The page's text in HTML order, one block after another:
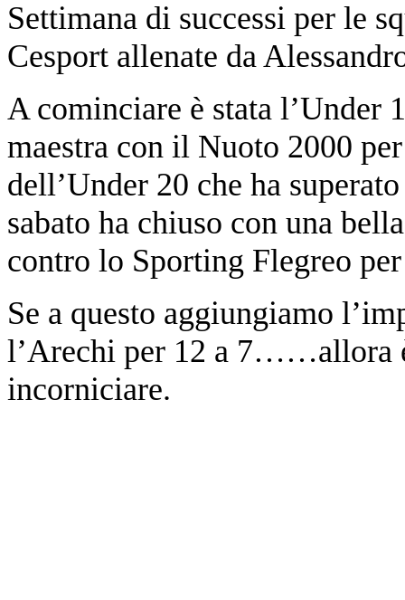
Settimana di successi per le
Cesport allenate da
A cominciare è stata l’Under
maestra con il Nuoto 2000
dell’Under 20 che ha
sabato ha chiuso con una
contro lo Sporting Flegreo
Se a questo aggiungiamo
l’Arechi per 12 a 7……allora
incorniciare.